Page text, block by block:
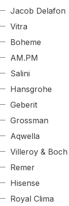
Jacob Delafon
Vitra
Boheme
AM.PM
Salini
Hansgrohe
Geberit
Grossman
Aqwella
Villeroy & Boch
Remer
Hisense
Royal Clima